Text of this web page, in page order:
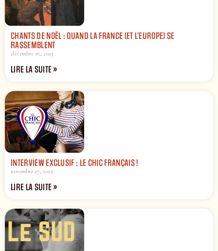
CHANTS DE NOËL : QUAND LA FRANCE (ET L’EUROPE) SE
RASSEMBLENT
décembre 16, 2025
LIRE LA SUITE »
INTERVIEW EXCLUSIF : LE CHIC FRANÇAIS !
novembre 27, 2025
LIRE LA SUITE »